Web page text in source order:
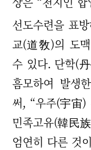
선도수련을 표
교(道敎)의 도
수 있다. 단학(
흠모하여 발생
써, “우주(宇宙)
민족고유(韓民
엄연히 다른 것